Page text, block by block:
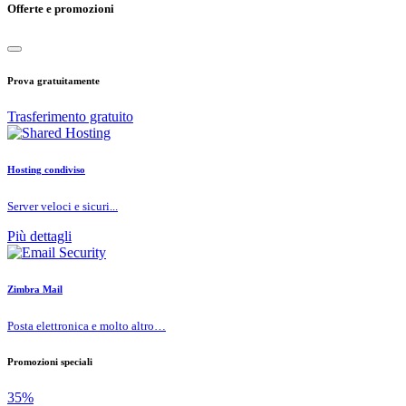
Offerte e promozioni
Prova gratuitamente
Trasferimento gratuito
Hosting condiviso
Server veloci e sicuri...
Più dettagli
Zimbra Mail
Posta elettronica e molto altro…
Promozioni speciali
35%